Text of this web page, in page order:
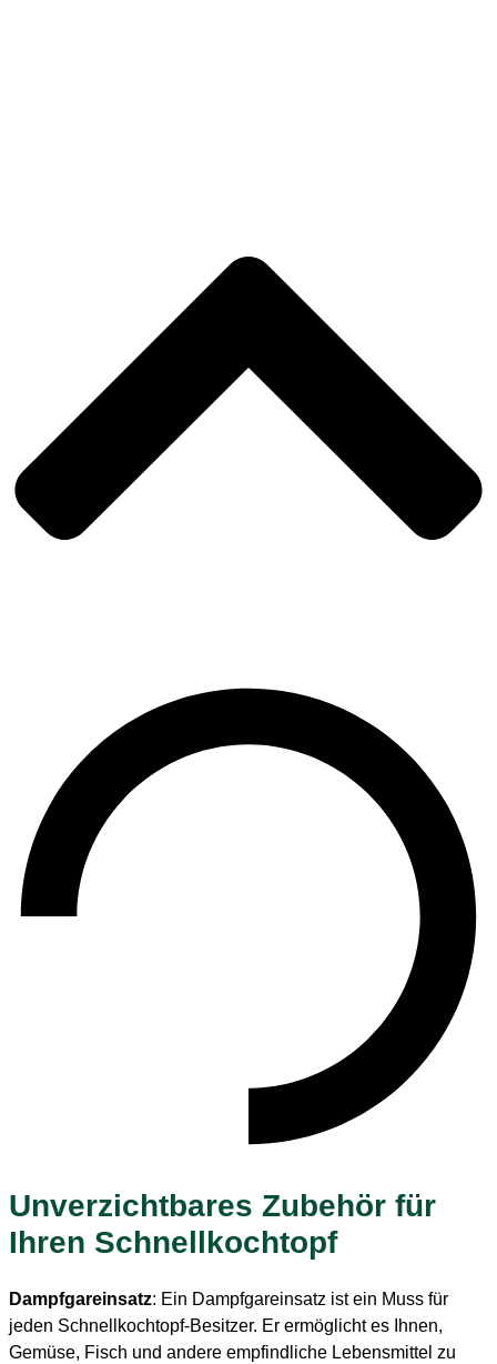
Unverzichtbares Zubehör für
Ihren Schnellkochtopf
Dampfgareinsatz: Ein Dampfgareinsatz ist ein Muss für
jeden Schnellkochtopf-Besitzer. Er ermöglicht es Ihnen,
Gemüse, Fisch und andere empfindliche Lebensmittel zu